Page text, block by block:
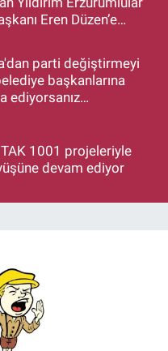
Eren Düzen’e
parti değiştirmeyi
başkanlarına
ediyorsanız
1001 projeleriyle
devam ediyor